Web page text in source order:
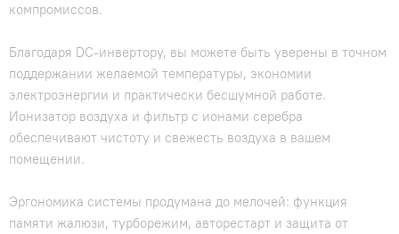
компромиссов.
Благодаря DC-инвертору, вы можете быть уверены в точном
поддержании желаемой температуры, экономии
электроэнергии и практически бесшумной работе.
Ионизатор воздуха и фильтр с ионами серебра
обеспечивают чистоту и свежесть воздуха в вашем
помещении.
Эргономика системы продумана до мелочей: функция
памяти жалюзи, турборежим, авторестарт и защита от